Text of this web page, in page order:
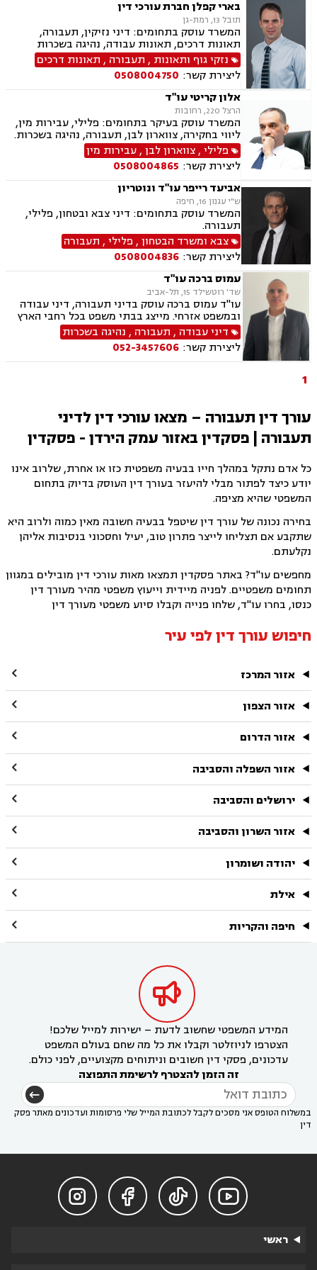
בארי קפלן חברת עורכי דין
תובל 13, רמת-גן
המשרד עוסק בתחומים: דיני נזיקין, תעבורה,
תאונות דרכים, תאונות עבודה, נהיגה בשכרות
נזקי גוף ותאונות , תעבורה , תאונות דרכים
ליצירת קשר: 0508004750
אלון קריטי עו"ד
הרצל 220, רחובות
המשרד עוסק בעיקר בתחומים: פלילי, עבירות מין,
ליווי בחקירה, צווארון לבן, תעבורה, נהיגה בשכרות.
פלילי,צווארון לבן,עבירות מין
ליצירת קשר: 0508004865
אביעד רייפר עו"ד ונוטריון
ש"י עגנון 16, חיפה
המשרד עוסק בתחומים: דיני צבא ובטחון, פלילי,
תעבורה.
צבא ומשרד הבטחון, פלילי, תעבורה
ליצירת קשר: 0508004836
עמוס ברכה עו"ד
שד' רוטשילד 15, תל-אביב
עו"ד עמוס ברכה עוסק בדיני תעבורה, דיני עבודה
ובמשפט אזרחי. מייצג בבתי משפט בכל רחבי הארץ
ובכל הערכאות. בהתאם לצרכי הלקוח מותאמים
השירותים המשפטיים הנחוצים לו, על מנת לתת לכל
לקוח את הטיפול המשפטי הטוב ביותר.
דיני עבודה , תעבורה , נהיגה בשכרות
ליצירת קשר: 052-3457606
1
עורך דין תעבורה – מצאו עורכי דין לדיני
תעבורה | פסקדין באזור עמק הירדן - פסקדין
כל אדם נתקל במהלך חייו בבעיה משפטית כזו או אחרת, שלרוב אינו
יודע כיצד לפתור מבלי להיעזר בעורך דין העוסק בדיוק בתחום
המשפטי שהיא מציפה.
בחירה נכונה של עורך דין שיטפל בבעיה חשובה מאין כמוה ולרוב היא
שתקבע אם תצליחו לייצר פתרון טוב, יעיל וחסכוני בנסיבות אליהן
נקלעתם.
מחפשים עו"ד? באתר פסקדין תמצאו מאות עורכי דין מובילים במגוון
תחומים משפטיים. לפניה מיידית וייעוץ משפטי מהיר מעורך דין
כנסו, בחרו עו"ד, שלחו פנייה וקבלו סיוע משפטי מעורך דין
חיפוש עורך דין לפי עיר
אזור המרכז 
אזור הצפון 
אזור הדרום 
אזור השפלה והסביבה 
ירושלים והסביבה 
אזור השרון והסביבה 
יהודה ושומרון 
אילת 
חיפה והקריות 

המידע המשפטי שחשוב לדעת – ישירות למייל שלכם!
הצטרפו לניוזלטר וקבלו את כל מה שחם בעולם המשפט
עדכונים, פסקי דין חשובים וניתוחים מקצועיים, לפני כולם.
זה הזמן להצטרף לרשימת התפוצה
במשלוח הטופס אני מסכים לקבל לכתובת המייל שלי פרסומות ועדכונים מאתר פסק
דין




ראשי